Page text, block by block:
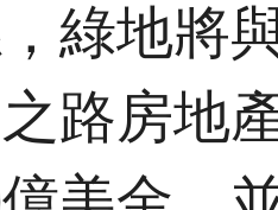
綠地將
路房地